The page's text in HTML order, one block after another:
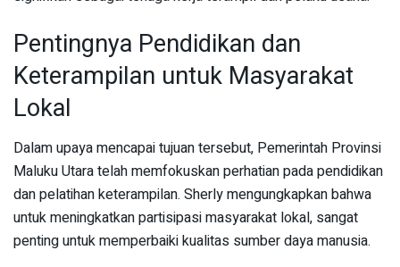
Pentingnya Pendidikan dan
Keterampilan untuk Masyarakat
Lokal
Dalam upaya mencapai tujuan tersebut, Pemerintah Provinsi
Maluku Utara telah memfokuskan perhatian pada pendidikan
dan pelatihan keterampilan. Sherly mengungkapkan bahwa
untuk meningkatkan partisipasi masyarakat lokal, sangat
penting untuk memperbaiki kualitas sumber daya manusia.